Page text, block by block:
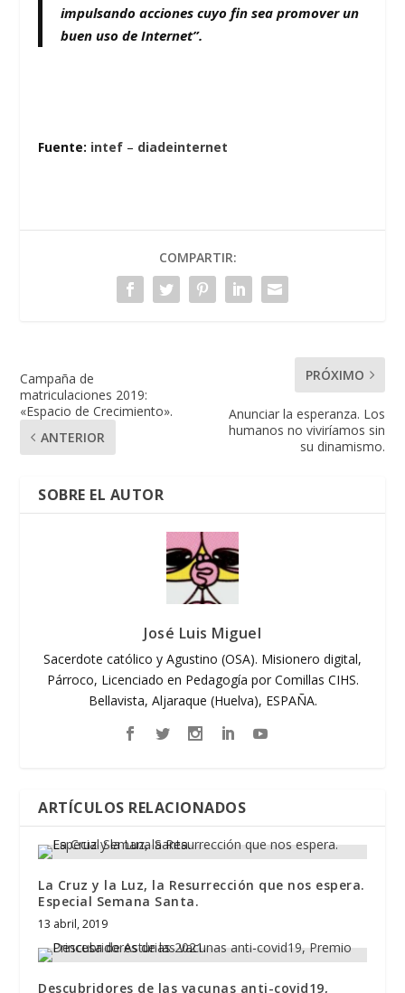
impulsando acciones cuyo fin sea promover un
buen uso de Internet”.
Fuente: intef – diadeinternet
COMPARTIR:
Campaña de
matriculaciones 2019:
«Espacio de Crecimiento».
ANTERIOR
PRÓXIMO
Anunciar la esperanza. Los
humanos no viviríamos sin
su dinamismo.
SOBRE EL AUTOR
José Luis Miguel
Sacerdote católico y Agustino (OSA). Misionero digital,
Párroco, Licenciado en Pedagogía por Comillas CIHS.
Bellavista, Aljaraque (Huelva), ESPAÑA.
ARTÍCULOS RELACIONADOS
La Cruz y la Luz, la Resurrección que nos espera.
Especial Semana Santa.
13 abril, 2019
Descubridores de las vacunas anti-covid19,